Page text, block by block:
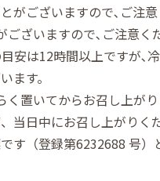
ございますので､ご注意
ざいますので､ご注意く
安は12時間以上ですが､
ます。
置いてからお召し上がり
当日中にお召し上がりく
す（登録第6232688 号）